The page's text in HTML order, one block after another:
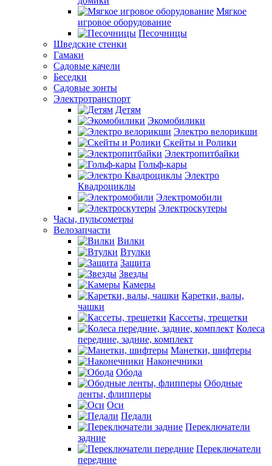
Мягкое
игровое оборудование
Песочницы
Шведские стенки
Гамаки
Садовые качели
Беседки
Садовые зонты
Электротранспорт
Детям
Экомобилики
Электро велорикши
Скейты и Ролики
Электропитбайки
Гольф-кары
Электро
Квадроциклы
Электромобили
Электроскутеры
Часы, пульсометры
Велозапчасти
Вилки
Втулки
Защита
Звезды
Камеры
Каретки, валы,
чашки
Кассеты, трещетки
Колеса
передние, задние, комплект
Манетки, шифтеры
Наконечники
Обода
Ободные
ленты, флипперы
Оси
Педали
Переключатели
задние
Переключатели
передние